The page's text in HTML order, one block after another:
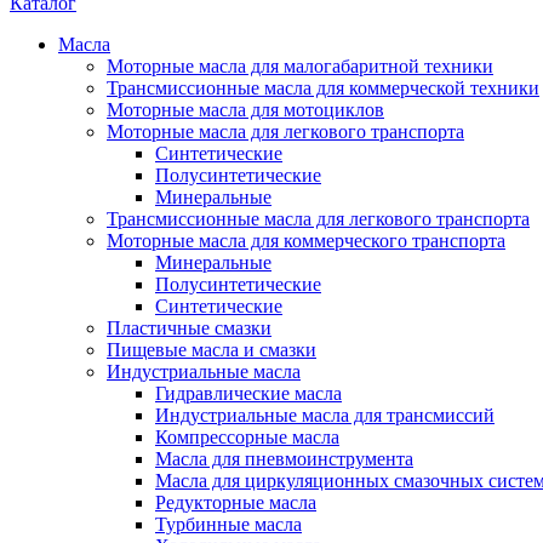
Масла
Моторные масла для малогабаритной техники
Трансмиссионные масла для коммерческой техники
Моторные масла для мотоциклов
Моторные масла для легкового транспорта
Синтетические
Полусинтетические
Минеральные
Трансмиссионные масла для легкового транспорта
Моторные масла для коммерческого транспорта
Минеральные
Полусинтетические
Синтетические
Пластичные смазки
Пищевые масла и смазки
Индустриальные масла
Гидравлические масла
Индустриальные масла для трансмиссий
Компрессорные масла
Масла для пневмоинструмента
Масла для циркуляционных смазочных
Редукторные масла
Турбинные масла